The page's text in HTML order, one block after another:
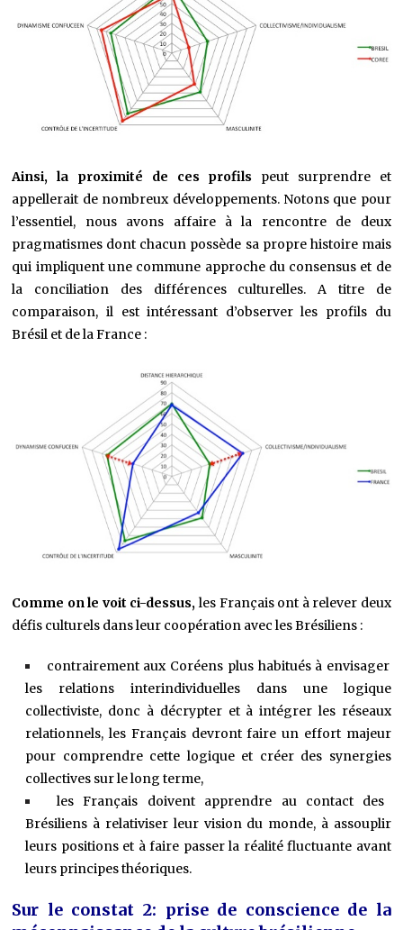
Ainsi, la proximité de ces profils peut surprendre et
appellerait de nombreux développements. Notons que pour
l’essentiel, nous avons affaire à la rencontre de deux
pragmatismes dont chacun possède sa propre histoire mais
qui impliquent une commune approche du consensus et de
la conciliation des différences culturelles. A titre de
comparaison, il est intéressant d’observer les profils du
Brésil et de la France :
Comme on le voit ci-dessus,les Français ont à relever deux
défis culturels dans leur coopération avec les Brésiliens :
contrairement aux Coréens plus habitués à envisager
les relations interindividuelles dans une logique
collectiviste, donc à décrypter et à intégrer les réseaux
relationnels, les Français devront faire un effort majeur
pour comprendre cette logique et créer des synergies
collectives sur le long terme,
les Français doivent apprendre au contact des
Brésiliens à relativiser leur vision du monde, à assouplir
leurs positions et à faire passer la réalité fluctuante avant
leurs principes théoriques.
Sur le constat 2: prise de conscience de la